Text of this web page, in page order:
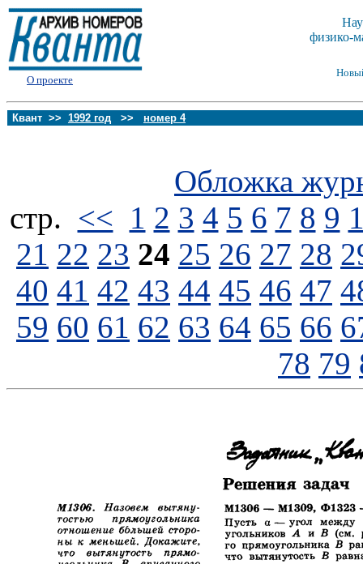
О проекте
физико-
Квант >> 1992 год >> номер 4
Обложка
стp. << 1 2 3 4 5 6 7 8 9
21 22 23 24 25 26 27 28
40 41 42 43 44 45 46 47
59 60 61 62 63 64 65 66
78 79